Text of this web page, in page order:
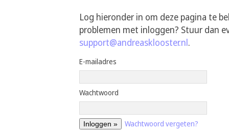
Log hieronder in om deze pagina te
problemen met inloggen? Stuur dan
support@andreasklooster.nl.
E-mailadres
Wachtwoord
Wachtwoord vergeten?